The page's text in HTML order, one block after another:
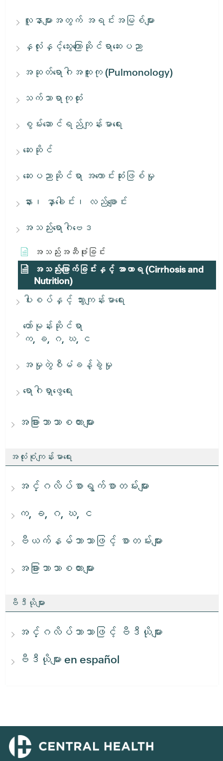
လူနာများအတွက် အရင်းအမြစ်များ
နှလုံးနှင့်သွေးကြောဆိုင်ရာဆေးပညာ
အဆုတ်ရောဂါအထူးကု (Pulmonology)
သက်သာရာကုထုံး
စွမ်းဆောင်ရည်ကျန်းမာရေး
ဆေးဆိုင်
ဆေးပညာဆိုင်ရာ အကောင်းဆုံးဖြစ်မှု
နား၊ နှာခေါင်း၊ လည်ချောင်း
အသည်းရောဂါဗေဒ
အသည်းအဆီဖုံးခြင်း
အသည်းခြောက်ခြင်းနှင့် အာဟာရ (Cirrhosis and
Nutrition)
ပါးစပ်နှင့် သွားကျန်းမာရေး
ဟော်မုန်းဆိုင်ရာ
က, ခ, ဂ, ဃ, င
အမှုတွဲစီမံခန့်ခွဲမှု
ရောဂါရှာဖွေရေး
အခြားဘာသာစကားများ
အလုံးစုံကျန်းမာရေး
အင်္ဂလိပ်စာရွက်စာတမ်းများ
က, ခ, ဂ, ဃ, င
ဗီယက်နမ်ဘာသာဖြင့် စာတမ်းများ
အခြားဘာသာစကားများ
ဗီဒီယိုများ
အင်္ဂလိပ်ဘာသာဖြင့် ဗီဒီယိုများ
ဗီဒီယိုများ en español